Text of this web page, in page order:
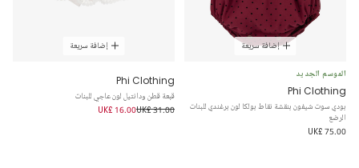
إضافة سريعة
الموسم الجديد
Phi Clothing
بودي سوت شيفون بنقشة نقاط بولكا لون برغندي للبنات
الرضع
UK£ 75.00
إضافة سريعة
Phi Clothing
قبعة قطن ودانتيل لون عاجي للبنات
UK£ 31.00
UK£ 16.00